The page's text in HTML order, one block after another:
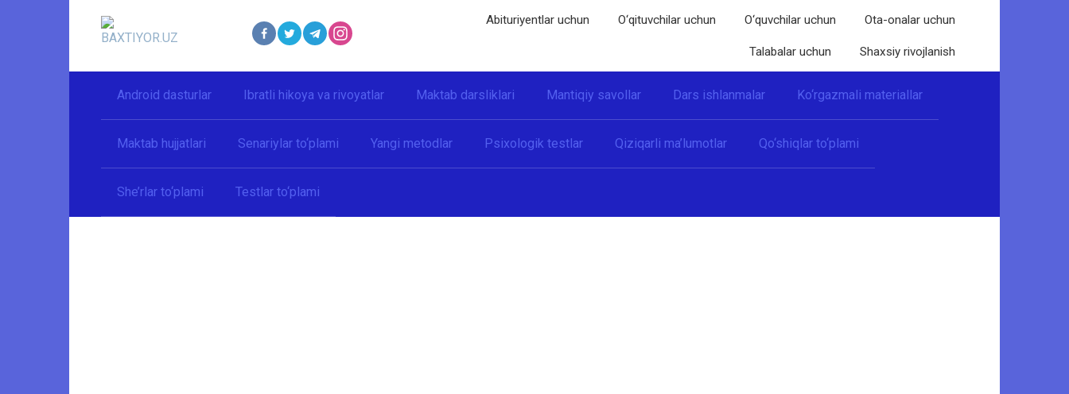
Abituriyentlar uchun O‘qituvchilar uchun O‘quvchilar uchun Ota-onalar uchun
Talabalar uchun Shaxsiy rivojlanish
Android dasturlar Ibratli hikoya va rivoyatlar Maktab darsliklari Mantiqiy savollar Dars ishlanmalar Ko‘rgazmali materiallar
Maktab hujjatlari Senariylar to‘plami Yangi metodlar Psixologik testlar Qiziqarli ma’lumotlar Qo‘shiqlar to‘plami
She’rlar to‘plami Testlar to‘plami